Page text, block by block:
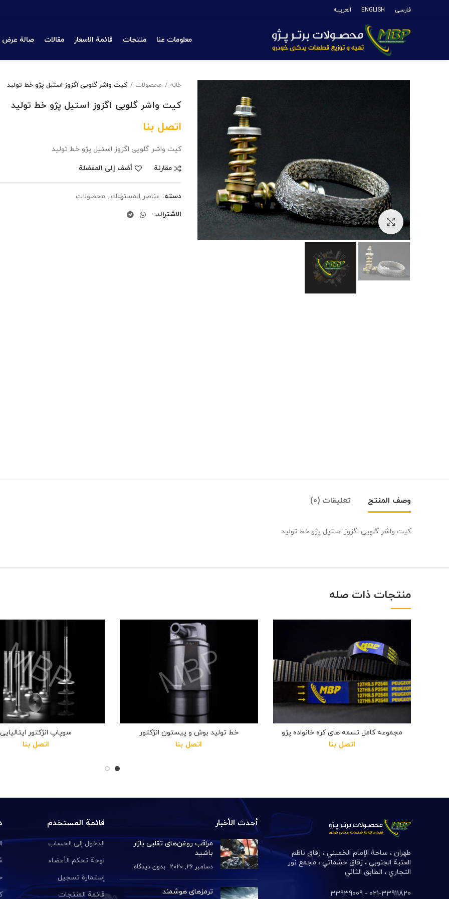
فارسی ENGLISH العربیه
معلومات عنا منتجات قائمة الاسعار مقالات صالة عرض
بزرگنمایی تصویر
خانه محصولات کیت واشر گلویی اگزوز استیل پژو خط تولید
کیت واشر گلویی اگزوز استیل پژو خط تولید
اتصل بنا
کیت واشر گلویی اگزوز استیل پژو خط تولید
مقارنة
أضف إلى المفضلة
دسته: عناصر المستهلك , محصولات
الاشتراك
وصف المنتج تعليقات (0)
کیت واشر گلویی اگزوز استیل پژو خط تولید
منتجات ذات صله
مجموعه کامل تسمه های کره خانواده پژو
اتصل بنا
خط تولید بوش و پیستون انژکتور
اتصل بنا
سوپاپ انژکتور ایتالیایی
اتصل بنا
طهران ، ساحة الإمام الخميني ، زقاق ناظم
العتبة الجنوبي ، زقاق حشماتي ، مجمع نور
التجاري ، الطابق الثاني
021-33911820- 33939009
أحدث الأخبار
مراقب روغن‌های تقلبی بازار
باشید
دسامبر 26, 2020 بدون دیدگاه
ترمزهای هوشمند
قائمة المستخدم
الدخول إلى الحساب
لوحة تحكم الأعضاء
إستمارة تسجيل
قائمة المنتجات